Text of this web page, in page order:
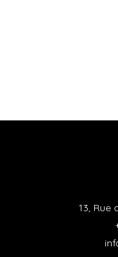
13, Rue